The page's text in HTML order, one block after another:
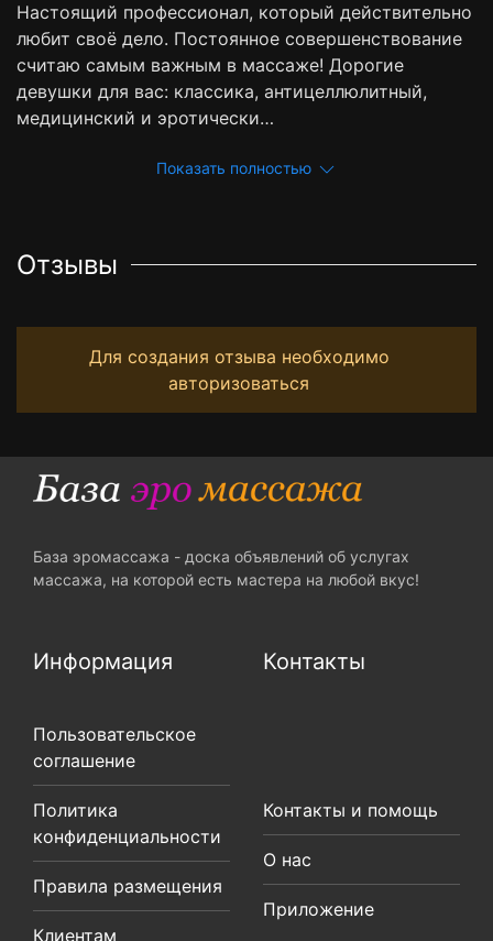
Настоящий профессионал, который действительно
любит своё дело. Постоянное совершенствование
считаю самым важным в массаже! Дорогие
девушки для вас: классика, антицеллюлитный,
медицинский и эротически…
Показать полностью
Отзывы
Для создания отзыва необходимо
авторизоваться
База эромассажа - доска объявлений об услугах
массажа, на которой есть мастера на любой вкус!
Информация
Пользовательское
соглашение
Политика
конфиденциальности
Правила размещения
Клиентам
Контакты
Контакты и помощь
О нас
Приложение